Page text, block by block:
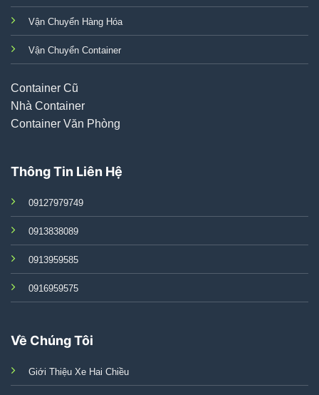
Vận Chuyển Hàng Hóa
Vận Chuyển Container
Container Cũ
Nhà Container
Container Văn Phòng
Thông Tin Liên Hệ
09127979749
0913838089
0913959585
0916959575
Về Chúng Tôi
Giới Thiệu Xe Hai Chiều